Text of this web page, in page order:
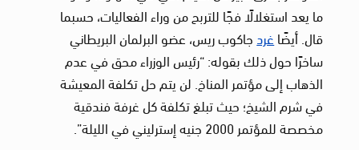
ما يعد استغلالًا فجًا للتربح من وراء الفعاليات، حسبما
قال. أيضًاغردجاكوب ريس، عضو البرلمان البريطاني
ساخرًا حول ذلك بقوله: “رئيس الوزراء محق في عدم
الذهاب إلى مؤتمر المناخ. لن يتم حل تكلفة المعيشة
في شرم الشيخ؛ حيث تبلغ تكلفة كل غرفة فندقية
مخصصة للمؤتمر 2000 جنيه إسترليني في الليلة”.